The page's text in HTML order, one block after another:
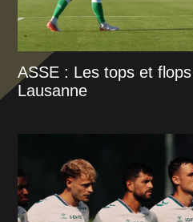
ASSE : Les tops et
Lausanne